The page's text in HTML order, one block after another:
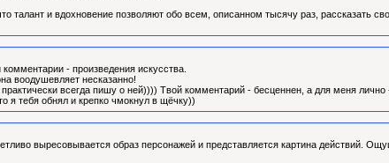
талант и вдохновение позволяют обо всем, описанном тысячу раз, рассказать
- произведения искусства.
воодушевляет несказанно!
всегда пишу о ней)))) Твой комментарий - бесценнен, а для меня
я тебя обнял и крепко чмокнул в щёчку))
выресовывается образ персонажей и представляется картина действий.